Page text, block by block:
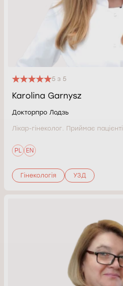
5 з 5
Karolina Garnysz
Докторпро Лодзь
Лікар-гінеколог. Приймає
PL EN
Гінекологія УЗД